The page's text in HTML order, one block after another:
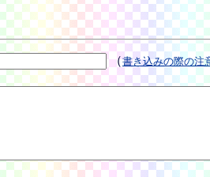
（書き込みの際の注